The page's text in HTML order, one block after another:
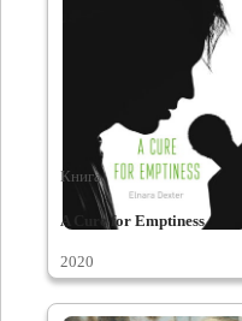
Книга
A Cure for Emptiness
2020